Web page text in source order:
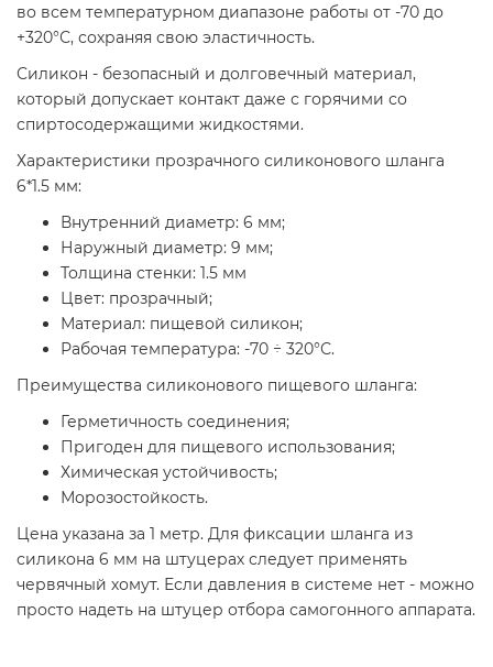
во всем температурном диапазоне работы от -70 до
+320°С, сохраняя свою эластичность.
Силикон - безопасный и долговечный материал,
который допускает контакт даже с горячими со
спиртосодержащими жидкостями.
Характеристики прозрачного силиконового шланга
6*1.5 мм:
Внутренний диаметр: 6 мм;
Наружный диаметр: 9 мм;
Толщина стенки: 1.5 мм
Цвет: прозрачный;
Материал: пищевой силикон;
Рабочая температура: -70 ÷ 320°С.
Преимущества силиконового пищевого шланга:
Герметичность соединения;
Пригоден для пищевого использования;
Химическая устойчивость;
Морозостойкость.
Цена указана за 1 метр. Для фиксации шланга из
силикона 6 мм на штуцерах следует применять
червячный хомут. Если давления в системе нет - можно
просто надеть на штуцер отбора самогонного аппарата.